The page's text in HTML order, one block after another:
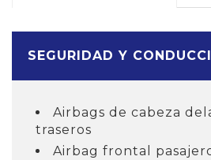
SEGURIDAD Y
Airbags de cabeza
traseros
Airbag frontal